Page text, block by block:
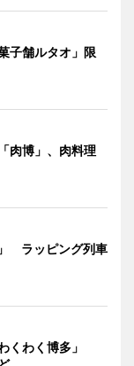
子舗ルタオ」限
肉博」、肉料理
ラッピング列車
くわく博多」